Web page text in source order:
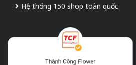
Hệ thống 150 shop toàn quốc